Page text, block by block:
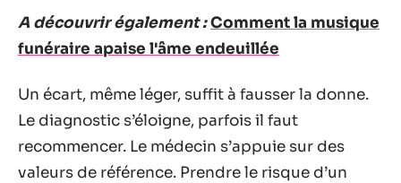
A découvrir également :Comment la musique
funéraire apaise l'âme endeuillée
Un écart, même léger, suffit à fausser la donne.
Le diagnostic s’éloigne, parfois il faut
recommencer. Le médecin s’appuie sur des
valeurs de référence. Prendre le risque d’un